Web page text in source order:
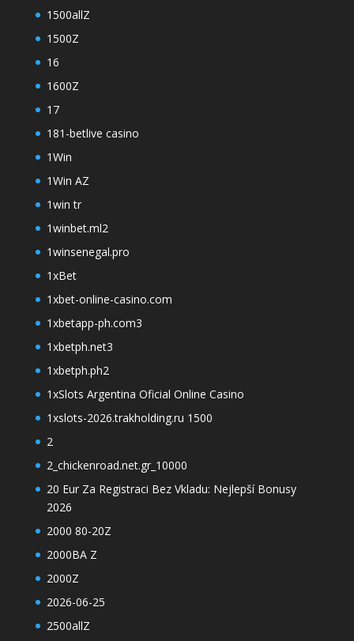
1500allZ
1500Z
16
1600Z
17
181-betlive casino
1Win
1Win AZ
1win tr
1winbet.ml2
1winsenegal.pro
1xBet
1xbet-online-casino.com
1xbetapp-ph.com3
1xbetph.net3
1xbetph.ph2
1xSlots Argentina Oficial Online Casino
1xslots-2026.trakholding.ru 1500
2
2_chickenroad.net.gr_10000
20 Eur Za Registraci Bez Vkladu: Nejlepší Bonusy
2026
2000 80-20Z
2000BA Z
2000Z
2026-06-25
2500allZ